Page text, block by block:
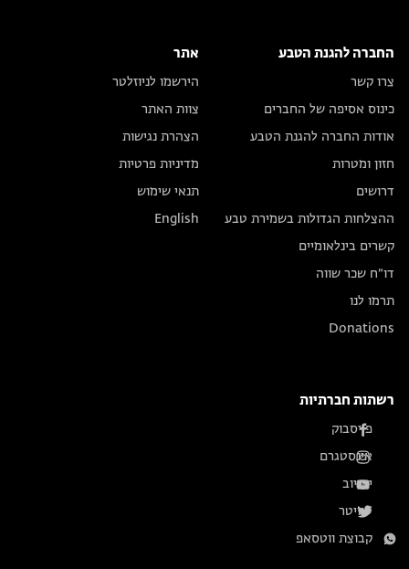
החברה להגנת הטבע
צרו קשר
כינוס אסיפה של החברים
אודות החברה להגנת הטבע
חזון ומטרות
דרושים
ההצלחות הגדולות בשמירת טבע
קשרים בינלאומיים
דו״ח שכר שווה
תרמו לנו
Donations
אתר
הירשמו לניוזלטר
צוות האתר
הצהרת נגישות
מדיניות פרטיות
תנאי שימוש
English
רשתות חברתיות
פייסבוק
אינסטגרם
יוטיוב
טוויטר
קבוצת ווטסאפ